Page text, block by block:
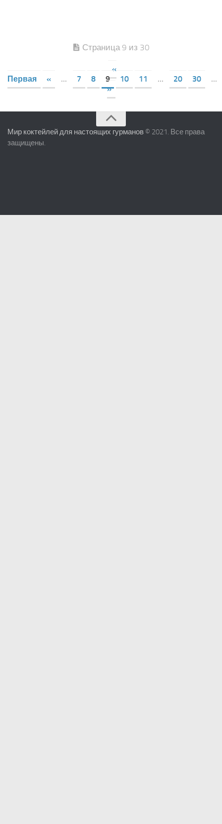
Страница 9 из 30
«
Первая
« ... 7 8 9 10 11 ... 20 30
...
»
Мир коктейлей для настоящих гурманов © 2021. Все права
защищены.